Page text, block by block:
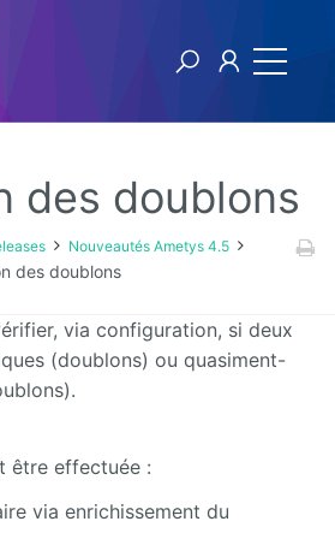
des doublons
Nouveautés Ametys 4.5
des doublons
via configuration, si deux
(doublons) ou quasiment-
être effectuée :
via enrichissement du